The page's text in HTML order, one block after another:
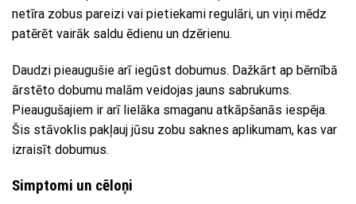
netīra zobus pareizi vai pietiekami regulāri, un viņi mēdz
patērēt vairāk saldu ēdienu un dzērienu.
Daudzi pieaugušie arī iegūst dobumus. Dažkārt ap bērnībā
ārstēto dobumu malām veidojas jauns sabrukums.
Pieaugušajiem ir arī lielāka smaganu atkāpšanās iespēja.
Šis stāvoklis pakļauj jūsu zobu saknes aplikumam, kas var
izraisīt dobumus.
Simptomi un cēloņi